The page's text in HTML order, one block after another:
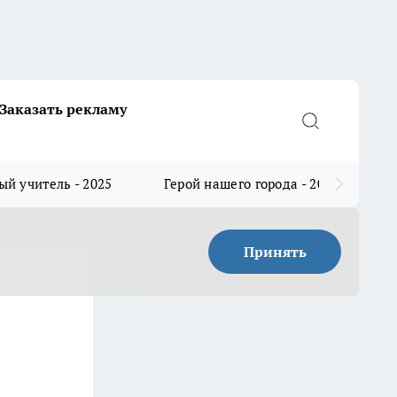
Заказать рекламу
учитель - 2025 Герой нашего города - 2025
Принять